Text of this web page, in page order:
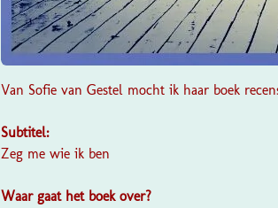
Van Sofie van Gestel mocht ik haar boek
Subtitel:
Zeg me wie ik ben
Waar gaat het boek over?